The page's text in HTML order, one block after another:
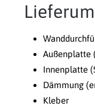
Außenplatte
Innenplatte
Dämmung
Kleber